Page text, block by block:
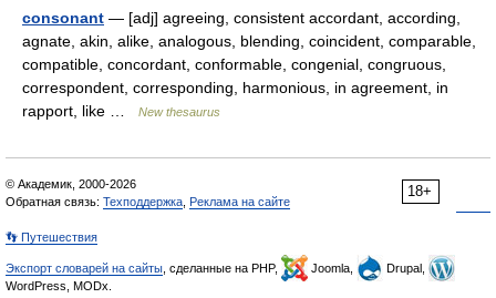
consonant — [adj] agreeing, consistent accordant, according,
agnate, akin, alike, analogous, blending, coincident, comparable,
compatible, concordant, conformable, congenial, congruous,
correspondent, corresponding, harmonious, in agreement, in
rapport, like …
New thesaurus
18+
© Академик, 2000-2026
Обратная связь: Техподдержка Реклама на сайте
👣 Путешествия
Экспорт словарей на сайты , сделанные на PHP, Joomla,
Drupal,
WordPress, MODx.